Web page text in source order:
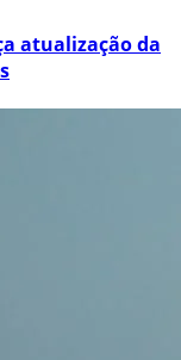
atualização da